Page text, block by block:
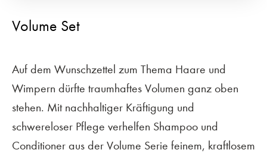
Volume Set
Auf dem Wunschzettel zum Thema Haare und
Wimpern dürfte traumhaftes Volumen ganz oben
stehen. Mit nachhaltiger Kräftigung und
schwereloser Pflege verhelfen Shampoo und
Conditioner aus der Volume Serie feinem, kraftlosem